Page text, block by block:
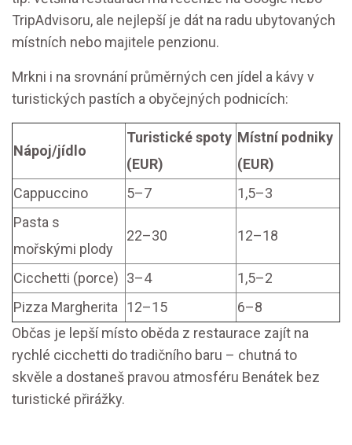
TripAdvisoru, ale nejlepší je dát na radu ubytovaných
místních nebo majitele penzionu.
Mrkni i na srovnání průměrných cen jídel a kávy v
turistických pastích a obyčejných podnicích:
Nápoj/jídlo
Turistické spoty
(EUR)
Místní podniky
(EUR)
Cappuccino
5–7
1,5–3
Pasta s
mořskými plody
22–30 12–18
Cicchetti (porce) 3–4
1,5–2
Pizza Margherita
12–15
6–8
Občas je lepší místo oběda z restaurace zajít na
rychlé cicchetti do tradičního baru – chutná to
skvěle a dostaneš pravou atmosféru Benátek bez
turistické přirážky.